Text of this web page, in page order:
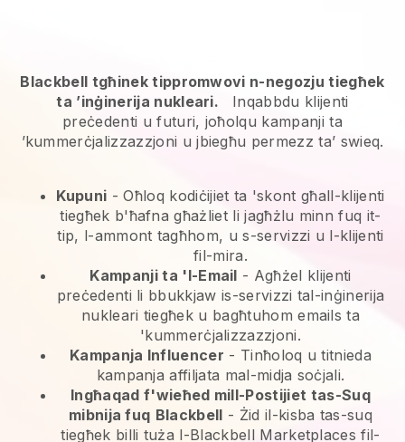
Blackbell tgħinek tippromwovi n-negozju tiegħek
ta ’inġinerija nukleari.
Inqabbdu klijenti
preċedenti u futuri, joħolqu kampanji ta
’kummerċjalizzazzjoni u jbiegħu permezz ta’ swieq.
Kupuni - Oħloq kodiċijiet ta 'skont għall-klijenti
tiegħek b'ħafna għażliet li jagħżlu minn fuq it-
tip, l-ammont tagħhom, u s-servizzi u l-klijenti
fil-mira.
Kampanji ta 'l-Email - Agħżel klijenti
preċedenti li bbukkjaw is-servizzi tal-inġinerija
nukleari tiegħek u bagħtuhom emails ta
'kummerċjalizzazzjoni.
Kampanja Influencer - Tinħoloq u titnieda
kampanja affiljata mal-midja soċjali.
Ingħaqad f'wieħed mill-Postijiet tas-Suq
mibnija fuq Blackbell - Żid il-kisba tas-suq
tiegħek billi tuża l-Blackbell Marketplaces fil-